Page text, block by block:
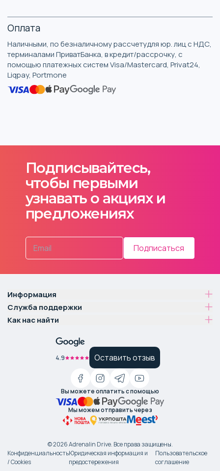
Оплата
Наличными, по безналичному рассчетудля юр. лиц с НДС,
терминалами ПриватБанка, в кредит/рассрочку, с
помощью платежных систем Visa/Mastercard, Privat24,
Liqpay, Portmone
Подписывайтесь,
чтобы первыми
узнавать о акциях и
предложениях
Подписаться
Информация
Служба поддержки
Как нас найти
4.9 Оставить отзыв
Вы можете оплатить с помощью
Мы можем отправить через
©2026Adrenalin Drive. Все права защищены.
Конфиденциальность
/ Cookies
Юридическая информация и
предостережения
Пользовательское
соглашение